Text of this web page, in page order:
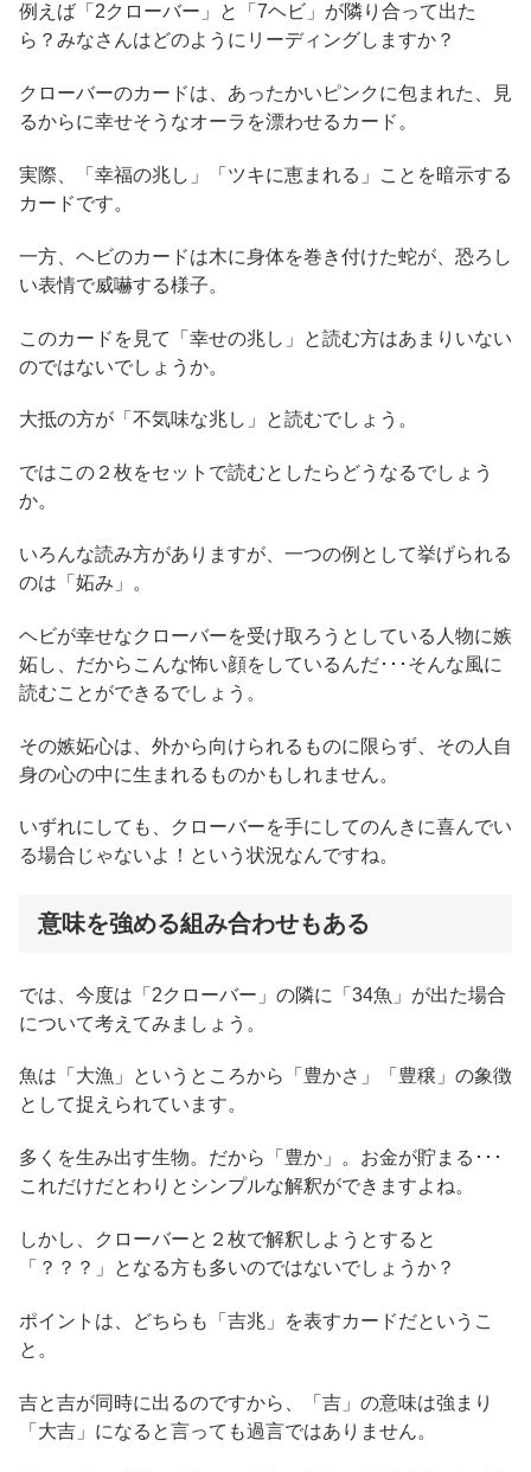
例えば「2クローバー」と「7ヘビ」が隣り合って出た
ら？みなさんはどのようにリーディングしますか？
クローバーのカードは、あったかいピンクに包まれた、見
るからに幸せそうなオーラを漂わせるカード。
実際、「幸福の兆し」「ツキに恵まれる」ことを暗示する
カードです。
一方、ヘビのカードは木に身体を巻き付けた蛇が、恐ろし
い表情で威嚇する様子。
このカードを見て「幸せの兆し」と読む方はあまりいない
のではないでしょうか。
大抵の方が「不気味な兆し」と読むでしょう。
ではこの２枚をセットで読むとしたらどうなるでしょう
か。
いろんな読み方がありますが、一つの例として挙げられる
のは「妬み」。
ヘビが幸せなクローバーを受け取ろうとしている人物に嫉
妬し、だからこんな怖い顔をしているんだ･･･そんな風に
読むことができるでしょう。
その嫉妬心は、外から向けられるものに限らず、その人自
身の心の中に生まれるものかもしれません。
いずれにしても、クローバーを手にしてのんきに喜んでい
る場合じゃないよ！という状況なんですね。
意味を強める組み合わせもある
では、今度は「2クローバー」の隣に「34魚」が出た場合
について考えてみましょう。
魚は「大漁」というところから「豊かさ」「豊穣」の象徴
として捉えられています。
多くを生み出す生物。だから「豊か」。お金が貯まる･･･
これだけだとわりとシンプルな解釈ができますよね。
しかし、クローバーと２枚で解釈しようとすると
「？？？」となる方も多いのではないでしょうか？
ポイントは、どちらも「吉兆」を表すカードだというこ
と。
吉と吉が同時に出るのですから、「吉」の意味は強まり
「大吉」になると言っても過言ではありません。